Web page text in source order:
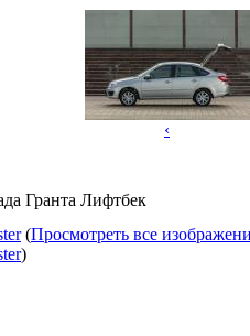
‹
Гранта Лифтбек
(Просмотреть все
)